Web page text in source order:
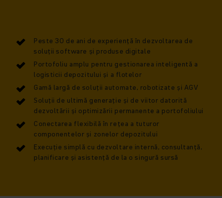
Peste 30 de ani de experiență în dezvoltarea de
soluții software și produse digitale
Portofoliu amplu pentru gestionarea inteligentă a
logisticii depozitului și a flotelor
Gamă largă de soluții automate, robotizate și AGV
Soluții de ultimă generație și de viitor datorită
dezvoltării și optimizării permanente a portofoliului
Conectarea flexibilă în rețea a tuturor
componentelor și zonelor depozitului
Execuție simplă cu dezvoltare internă, consultanță,
planificare și asistență de la o singură sursă